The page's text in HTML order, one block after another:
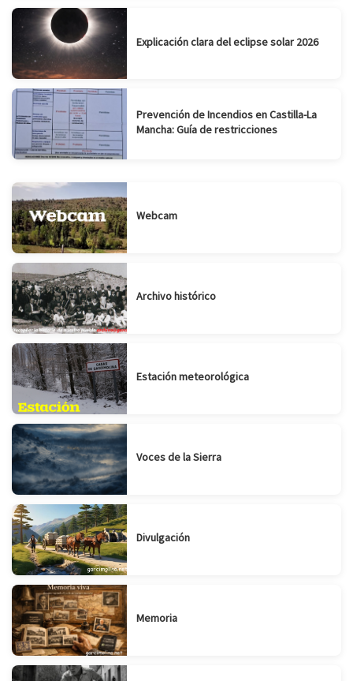
Explicación clara del eclipse solar 2026
Prevención de Incendios en Castilla-La
Mancha: Guía de restricciones
Webcam
Archivo histórico
Estación meteorológica
Voces de la Sierra
Divulgación
Memoria